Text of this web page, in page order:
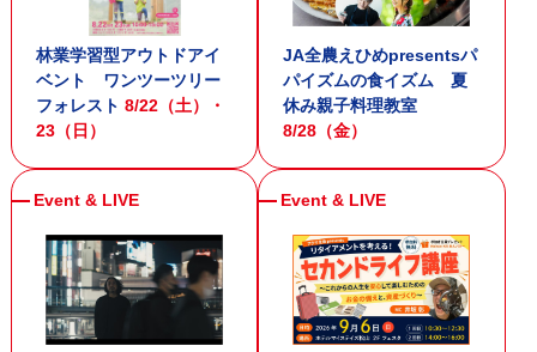
林業学習型アウトドアイ
ベント ワンツーツリー
フォレスト 8/22（土）・
23（日）
JA全農えひめpresentsパ
パイズムの食イズム 夏
休み親子料理教室
8/28（金）